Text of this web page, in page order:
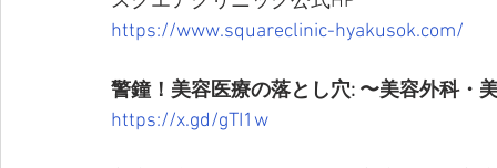
https://www.squareclinic-hyakusok.com/
警鐘！美容医療の落とし穴: 〜美容外科・
https://x.gd/gTI1w